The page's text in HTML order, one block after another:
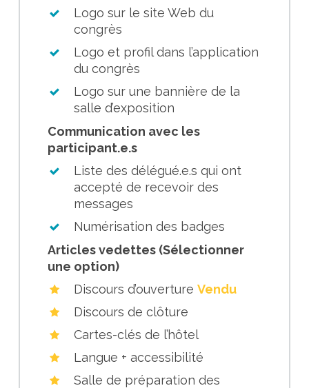
Logo sur le site Web du
congrès
Logo et profil dans l’application
du congrès
Logo sur une bannière de la
salle d’exposition
Communication avec les
participant.e.s
Liste des délégué.e.s qui ont
accepté de recevoir des
messages
Numérisation des badges
Articles vedettes (Sélectionner
une option)
Discours d’ouverture Vendu
Discours de clôture
Cartes-clés de l’hôtel
Langue + accessibilité
Salle de préparation des